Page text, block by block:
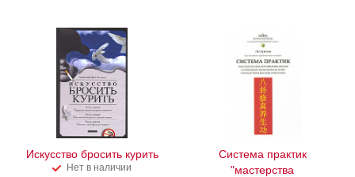
Искусство бросить курить
Нет в наличии
Система практик
"мастерства